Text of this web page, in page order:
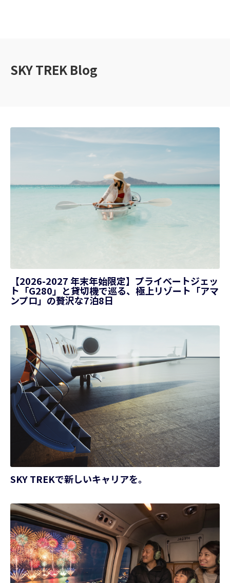
SKY TREK Blog
【2026-2027 年末年始限定】プライベートジェッ
ト「G280」と貸切機で巡る、極上リゾート「アマ
ンプロ」の贅沢な7泊8日
SKY TREKで新しいキャリアを。